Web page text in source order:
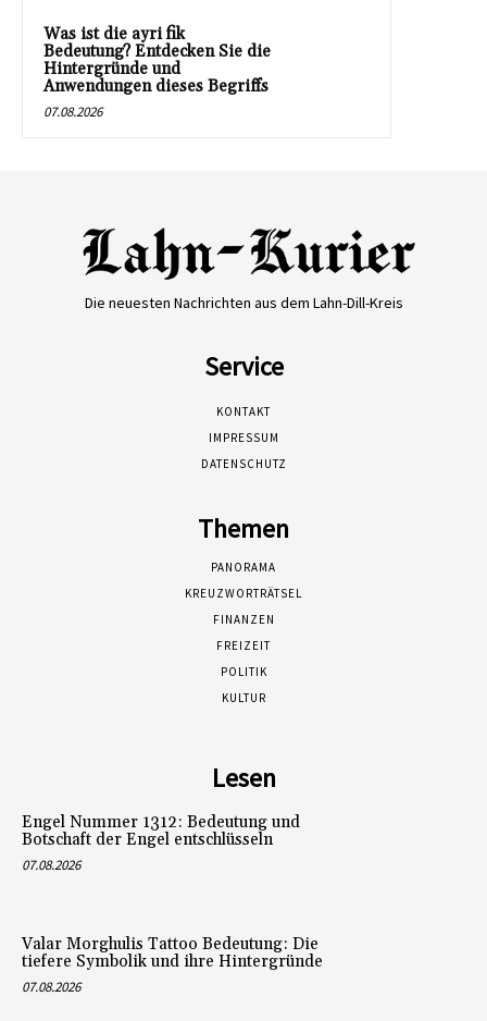
Was ist die ayri fik
Bedeutung? Entdecken Sie die
Hintergründe und
Anwendungen dieses Begriffs
07.08.2026
Die neuesten Nachrichten aus dem Lahn-Dill-Kreis
Service
KONTAKT
IMPRESSUM
DATENSCHUTZ
Themen
PANORAMA
KREUZWORTRÄTSEL
FINANZEN
FREIZEIT
POLITIK
KULTUR
Lesen
Engel Nummer 1312: Bedeutung und
Botschaft der Engel entschlüsseln
07.08.2026
Valar Morghulis Tattoo Bedeutung: Die
tiefere Symbolik und ihre Hintergründe
07.08.2026